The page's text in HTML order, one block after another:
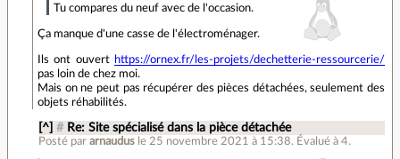
Tu compares du neuf avec de l'occasion.
Ça manque d'une casse de l'électroménager.
Ils ont ouvert https://ornex.fr/les-projets/dechetterie-ressourcerie/
pas loin de chez moi.
Mais on ne peut pas récupérer des pièces détachées, seulement des
objets réhabilités.
[^] # Re: Site spécialisé dans la pièce détachée
Posté par arnaudus le 25 novembre 2021 à 15:38. Évalué à 4.